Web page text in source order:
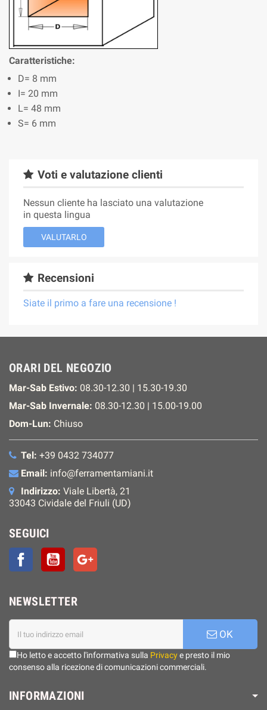
Caratteristiche:
D= 8 mm
I= 20 mm
L= 48 mm
S= 6 mm
Voti e valutazione clienti
Nessun cliente ha lasciato una valutazione
in questa lingua
VALUTARLO
Recensioni
Siate il primo a fare una recensione !
ORARI DEL NEGOZIO
Mar-Sab Estivo: 08.30-12.30 | 15.30-19.30
Mar-Sab Invernale: 08.30-12.30 | 15.00-19.00
Dom-Lun: Chiuso
Tel: +39 0432 734077
Email: info@ferramentamiani.it
Indirizzo: Viale Libertà, 21
33043 Cividale del Friuli (UD)
SEGUICI
FacebookYouTube
NEWSLETTER
OK
Ho letto e accetto l'informativa sulla Privacye presto il mio
consenso alla ricezione di comunicazioni commerciali.
INFORMAZIONI